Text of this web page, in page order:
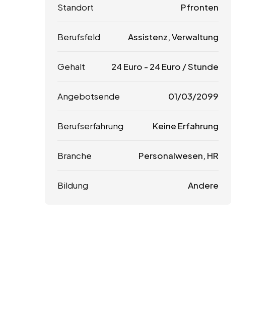
Standort Pfronten
Berufsfeld Assistenz, Verwaltung
Gehalt 24 Euro - 24 Euro / Stunde
Angebotsende 01/03/2099
Berufserfahrung Keine Erfahrung
Branche Personalwesen, HR
Bildung Andere